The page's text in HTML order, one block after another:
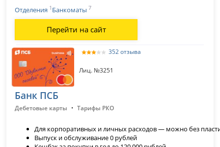
Отделения 1 Банкоматы 7
Перейти на сайт
352 отзыва
Лиц. №3251
Банк ПСБ
Дебетовые карты ·Тарифы РКО
Для корпоративных и личных расходов — можно без
Выпуск и обслуживание 0 рублей